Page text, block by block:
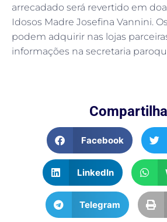
arrecadado será revertido em
Idosos Madre Josefina Vannini.
podem adquirir nas lojas
informações na secretaria
Facebook
LinkedIn
Telegram